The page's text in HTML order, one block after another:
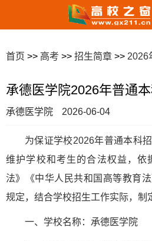
首页 >> 高考 >> 招生简章 >> 2026
承德医学院2026年普通
承德医学院 2026-06-04
为保证学校2026年普通本科
维护学校和考生的合法权益，依
法》《中华人民共和国高等教育
规定，结合学校招生工作实际，制
一、学校名称：承德医学院